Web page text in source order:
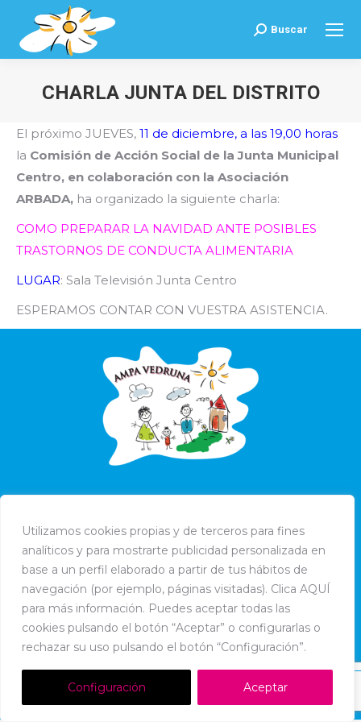
Utilizamos cookies propias y de terceros para fines
analíticos y para mostrarte publicidad personalizada en
base a un perfil elaborado a partir de tus hábitos de
navegación (por ejemplo, páginas visitadas). Clica AQUÍ
para más información. Puedes aceptar todas las
cookies pulsando el botón “Aceptar” o configurarlas o
rechazar su uso pulsando el botón “Configuración”.
Configuración Aceptar
Buscar:
Buscar
CHARLA JUNTA DEL DISTRITO
El próximo JUEVES, 11 de diciembre, a las 19,00 horas
la Comisión de Acción Social de la Junta Municipal
Centro, en colaboración con la Asociación
ARBADA, ha organizado la siguiente charla:
COMO PREPARAR LA NAVIDAD ANTE POSIBLES
TRASTORNOS DE CONDUCTA ALIMENTARIA
LUGAR: Sala Televisión Junta Centro
ESPERAMOS CONTAR CON VUESTRA ASISTENCIA.
Dream-Theme — truly
premium WordPress themes
Política de Cookies-Política de Privacidad-Aviso Legal